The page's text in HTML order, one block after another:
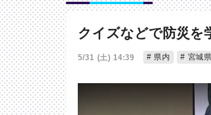
クイズなどで防災
5/31 (土) 14:39 県内 宮城県